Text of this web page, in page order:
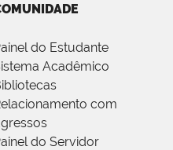
do Estudante
Acadêmico
com
do Servidor